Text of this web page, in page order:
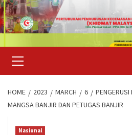
Skip
to
content
Menu
HOME 2023 MARCH 6
PENGERUSI
MANGSA BANJIR DAN PETUGAS BANJIR
Nasional